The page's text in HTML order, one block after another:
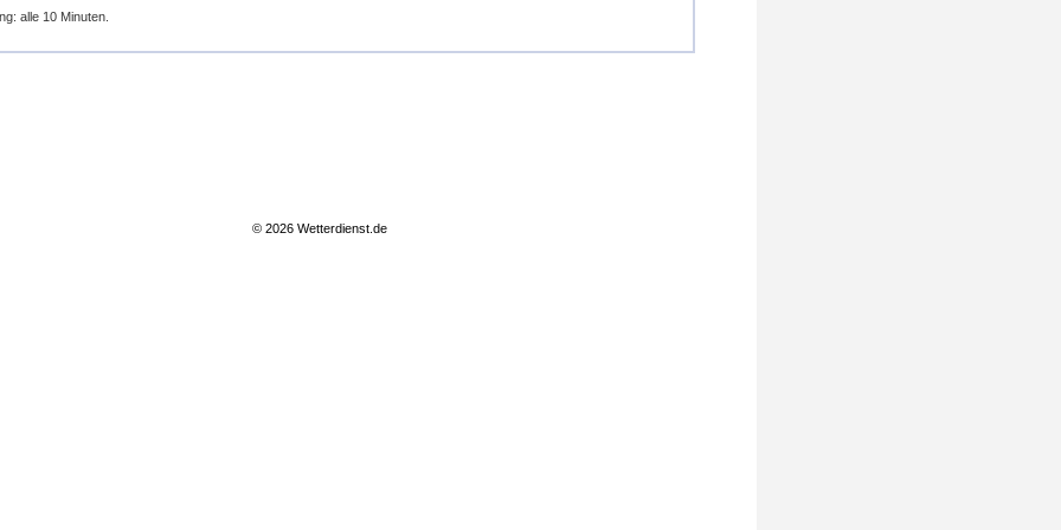
alle 10 Minuten.
© 2026 Wetterdienst.de